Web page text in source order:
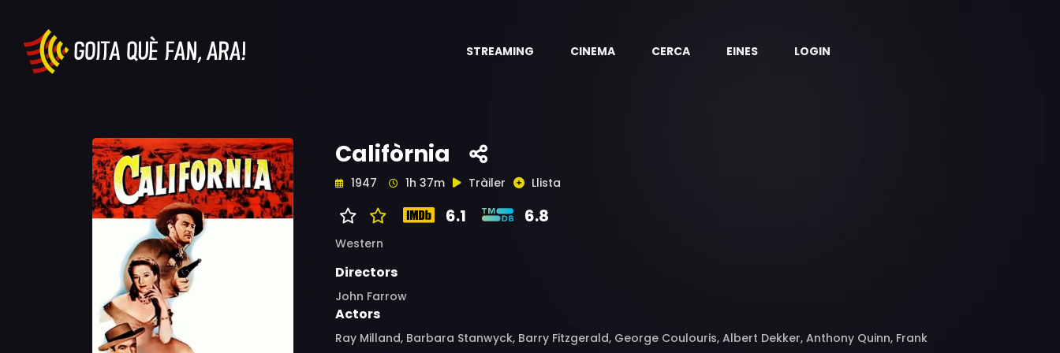
STREAMING CINEMA CERCA EINES LOGIN
Califòrnia
1947 1h 37m Tràiler Llista
6.1 6.8
Western
Directors
John Farrow
Actors
Ray Milland, Barbara Stanwyck, Barry Fitzgerald, George Coulouris, Albert Dekker, Anthony Quinn, Frank